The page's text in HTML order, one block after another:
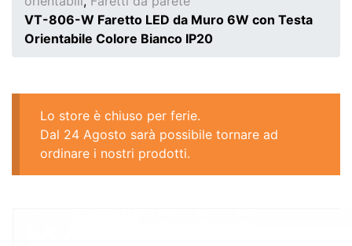
VT-806-W Faretto LED da Muro 6W con Testa
Orientabile Colore Bianco IP20
Lo store è chiuso per ferie.
Dal 24 Agosto sarà possibile tornare ad
ordinare i nostri prodotti.